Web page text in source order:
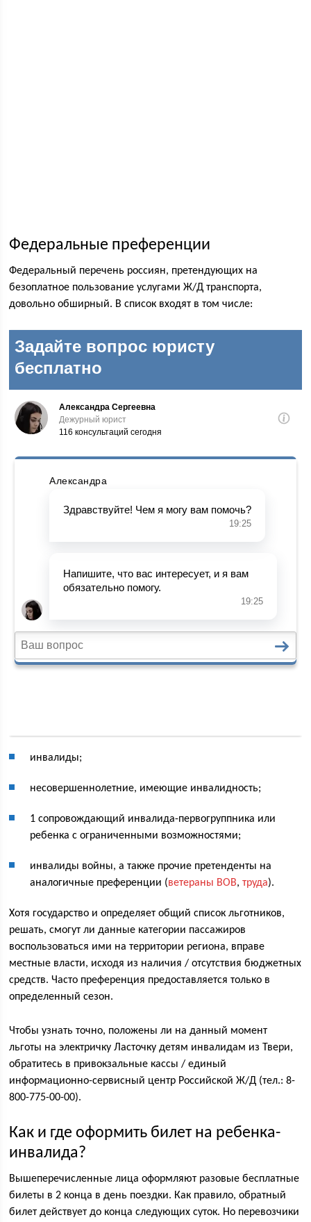
Федеральные преференции
Федеральный перечень россиян, претендующих на
безоплатное пользование услугами Ж/Д транспорта,
довольно обширный. В список входят в том числе:
инвалиды;
несовершеннолетние, имеющие инвалидность;
1 сопровождающий инвалида-первогруппника или
ребенка с ограниченными возможностями;
инвалиды войны, а также прочие претенденты на
аналогичные преференции (ветераны ВОВ,труда).
Хотя государство и определяет общий список льготников,
решать, смогут ли данные категории пассажиров
воспользоваться ими на территории региона, вправе
местные власти, исходя из наличия / отсутствия бюджетных
средств. Часто преференция предоставляется только в
определенный сезон.
Чтобы узнать точно, положены ли на данный момент
льготы на электричку Ласточку детям инвалидам из Твери,
обратитесь в привокзальные кассы / единый
информационно-сервисный центр Российской Ж/Д (тел.: 8-
800-775-00-00).
Как и где оформить билет на ребенка-
инвалида?
Вышеперечисленные лица оформляют разовые бесплатные
билеты в 2 конца в день поездки. Как правило, обратный
билет действует до конца следующих суток. Но перевозчики